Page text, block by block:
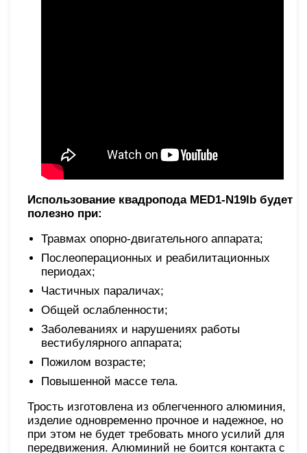
Использование квадропода MED1-N19lb будет
полезно при:
Травмах опорно-двигательного аппарата;
Послеоперационных и реабилитационных
периодах;
Частичных параличах;
Общей ослабленности;
Заболеваниях и нарушениях работы
вестибулярного аппарата;
Пожилом возрасте;
Повышенной массе тела.
Трость изготовлена из облегченного алюминия,
изделие одновременно прочное и надежное, но
при этом не будет требовать много усилий для
передвижения. Алюминий не боится контакта с